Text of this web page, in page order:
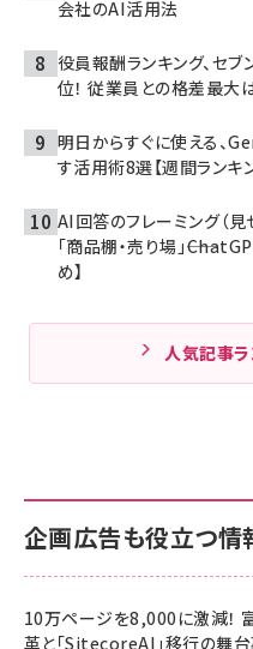
会社のAI活用法
役員報酬ランキング、セ
位！ 従業員との格差最大
明日からすぐに使える
す活用術8選【週間ランキ
AI回答のフレーミング（見
「商品棚・売り場」
め】
人気記事ラ
企画広告も役立つ情
10万ページを8,000に激減！
革と「SitecoreAI」移行の舞